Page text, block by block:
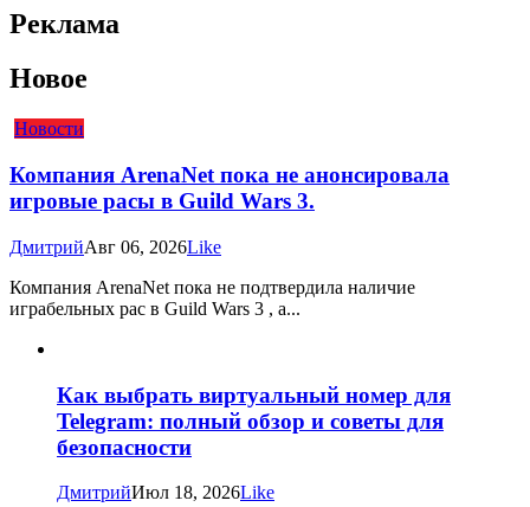
Реклама
Новое
Новости
Компания ArenaNet пока не анонсировала
игровые расы в Guild Wars 3.
ДмитрийАвг 06, 2026Like
Компания ArenaNet пока не подтвердила наличие
играбельных рас в Guild Wars 3 , а...
Как выбрать виртуальный номер для
Telegram: полный обзор и советы для
безопасности
ДмитрийИюл 18, 2026Like